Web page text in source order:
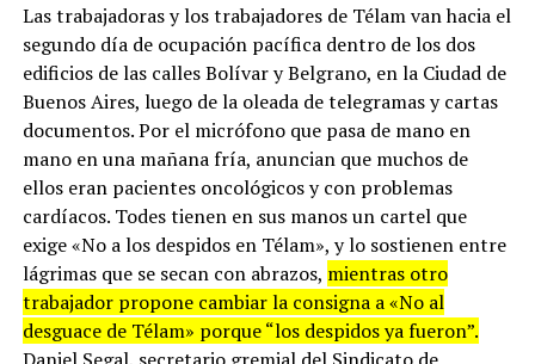
Las trabajadoras y los trabajadores de Télam van hacia el
segundo día de ocupación pacífica dentro de los dos
edificios de las calles Bolívar y Belgrano, en la Ciudad de
Buenos Aires, luego de la oleada de telegramas y cartas
documentos. Por el micrófono que pasa de mano en
mano en una mañana fría, anuncian que muchos de
ellos eran pacientes oncológicos y con problemas
cardíacos. Todes tienen en sus manos un cartel que
exige «No a los despidos en Télam», y lo sostienen entre
lágrimas que se secan con abrazos, mientras otro
trabajador propone cambiar la consigna a «No al
desguace de Télam» porque “los despidos ya fueron”.